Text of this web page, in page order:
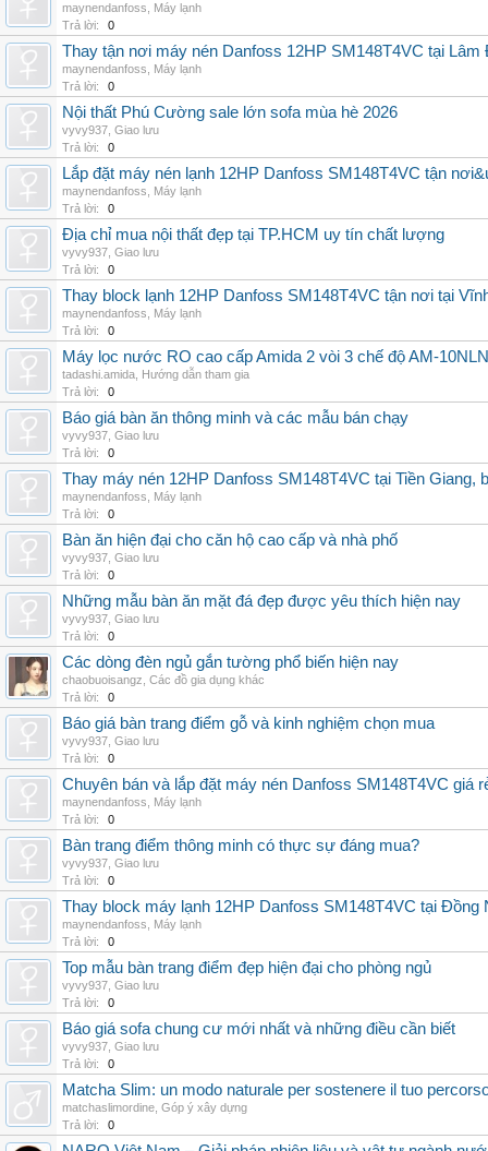
maynendanfoss
Máy lạnh
Trả lời:
0
Thay tận nơi máy nén Danfoss 12HP SM148T4VC tại
maynendanfoss
Máy lạnh
Trả lời:
0
Nội thất Phú Cường sale lớn sofa mùa hè 2026
vyvy937 Giao lưu
Trả lời:
0
Lắp đặt máy nén lạnh 12HP Danfoss SM148T4VC tận
maynendanfoss
Máy lạnh
Trả lời:
0
Địa chỉ mua nội thất đẹp tại TP.HCM uy tín chất lượng
vyvy937 Giao lưu
Trả lời:
0
Thay block lạnh 12HP Danfoss SM148T4VC tận nơi tại
maynendanfoss
Máy lạnh
Trả lời:
0
Máy lọc nước RO cao cấp Amida 2 vòi 3 chế độ AM-
tadashi.amida Hướng dẫn tham gia
Trả lời:
0
Báo giá bàn ăn thông minh và các mẫu bán chạy
vyvy937 Giao lưu
Trả lời:
0
Thay máy nén 12HP Danfoss SM148T4VC tại Tiền Giang,
maynendanfoss
Máy lạnh
Trả lời:
0
Bàn ăn hiện đại cho căn hộ cao cấp và nhà phố
vyvy937 Giao lưu
Trả lời:
0
Những mẫu bàn ăn mặt đá đẹp được yêu thích hiện nay
vyvy937 Giao lưu
Trả lời:
0
Các dòng đèn ngủ gắn tường phổ biến hiện nay
chaobuoisangz Các đồ gia dụng khác
Trả lời:
0
Báo giá bàn trang điểm gỗ và kinh nghiệm chọn mua
vyvy937 Giao lưu
Trả lời:
0
Chuyên bán và lắp đặt máy nén Danfoss SM148T4VC giá
maynendanfoss
Máy lạnh
Trả lời:
0
Bàn trang điểm thông minh có thực sự đáng mua?
vyvy937 Giao lưu
Trả lời:
0
Thay block máy lạnh 12HP Danfoss SM148T4VC tại Đồng
maynendanfoss
Máy lạnh
Trả lời:
0
Top mẫu bàn trang điểm đẹp hiện đại cho phòng ngủ
vyvy937 Giao lưu
Trả lời:
0
Báo giá sofa chung cư mới nhất và những điều cần biết
vyvy937 Giao lưu
Trả lời:
0
Matcha Slim: un modo naturale per sostenere il tuo
matchaslimordine Góp ý xây dựng
Trả lời:
0